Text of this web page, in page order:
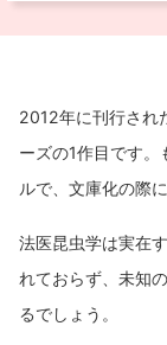
2012年に刊行され
ーズの1作目です。
ルで、文庫化の際
法医昆虫学は実在
れておらず、未知
るでしょう。